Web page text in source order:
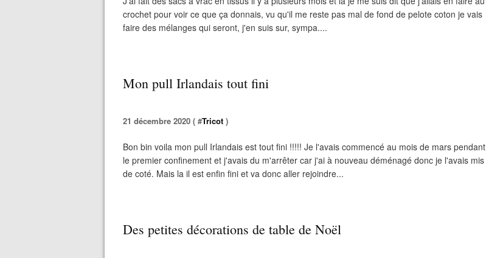
crochet pour voir ce que ça donnais, vu qu'il me reste pas mal de fond de pelote coton je vais
faire des mélanges qui seront, j'en suis sur, sympa....
Mon pull Irlandais tout fini
21 décembre 2020 ( #Tricot )
Bon bin voila mon pull Irlandais est tout fini !!!!! Je l'avais commencé au mois de mars pendant
le premier confinement et j'avais du m'arrêter car j'ai à nouveau déménagé donc je l'avais mis
de coté. Mais la il est enfin fini et va donc aller rejoindre...
Des petites décorations de table de Noël